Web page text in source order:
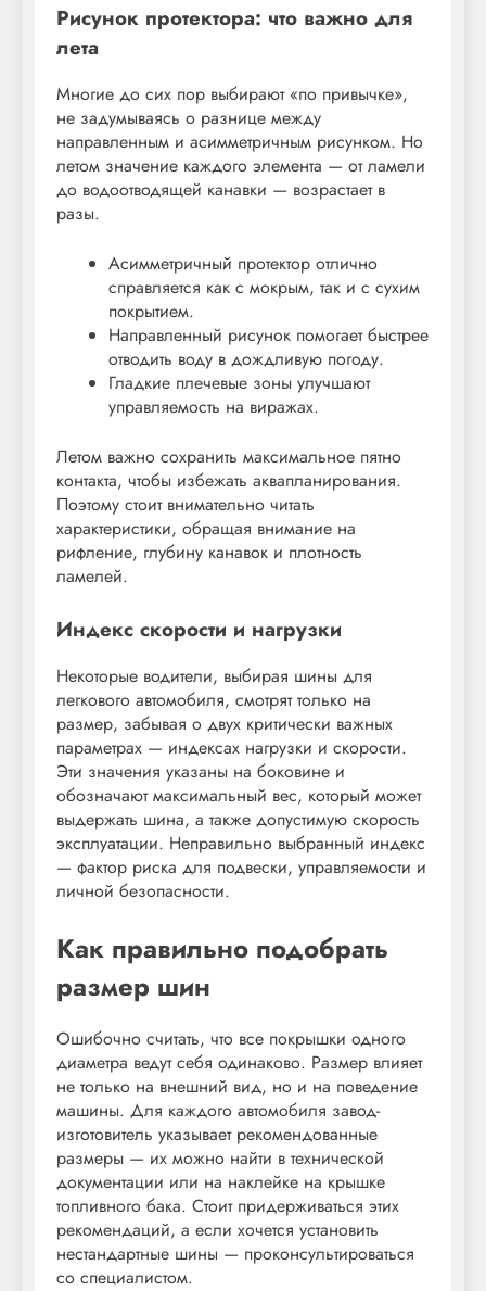
Рисунок протектора: что важно для
лета
Многие до сих пор выбирают «по привычке»,
не задумываясь о разнице между
направленным и асимметричным рисунком. Но
летом значение каждого элемента — от ламели
до водоотводящей канавки — возрастает в
разы.
Асимметричный протектор отлично
справляется как с мокрым, так и с сухим
покрытием.
Направленный рисунок помогает быстрее
отводить воду в дождливую погоду.
Гладкие плечевые зоны улучшают
управляемость на виражах.
Летом важно сохранить максимальное пятно
контакта, чтобы избежать аквапланирования.
Поэтому стоит внимательно читать
характеристики, обращая внимание на
рифление, глубину канавок и плотность
ламелей.
Индекс скорости и нагрузки
Некоторые водители, выбирая шины для
легкового автомобиля, смотрят только на
размер, забывая о двух критически важных
параметрах — индексах нагрузки и скорости.
Эти значения указаны на боковине и
обозначают максимальный вес, который может
выдержать шина, а также допустимую скорость
эксплуатации. Неправильно выбранный индекс
— фактор риска для подвески, управляемости и
личной безопасности.
Как правильно подобрать
размер шин
Ошибочно считать, что все покрышки одного
диаметра ведут себя одинаково. Размер влияет
не только на внешний вид, но и на поведение
машины. Для каждого автомобиля завод-
изготовитель указывает рекомендованные
размеры — их можно найти в технической
документации или на наклейке на крышке
топливного бака. Стоит придерживаться этих
рекомендаций, а если хочется установить
нестандартные шины — проконсультироваться
со специалистом.